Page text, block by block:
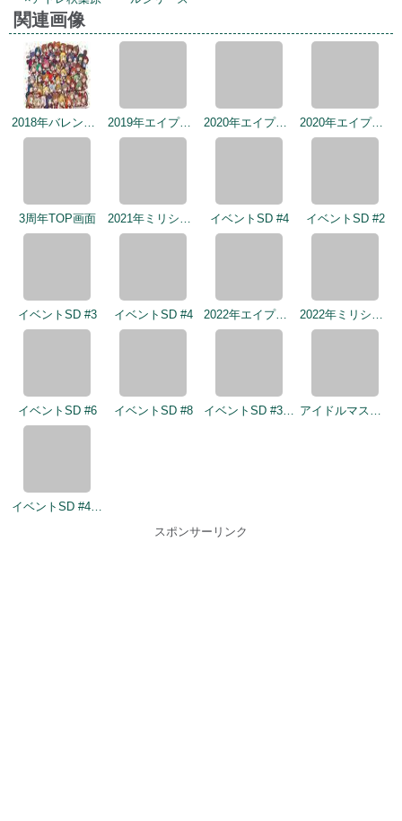
2018年バレンタインデー公式ツイート 2019年エイプリルミニゲーム 2020年エイプリルフールネタ 2020年エイプリルフールネタ
3周年TOP画面 2021年ミリシタ4周年カウントダウン（3日前） イベントSD #4 イベントSD #2
イベントSD #3 イベントSD #4 2022年エイプリルフールネタ 2022年ミリシタ5周年カウントダウン（2日前）
イベントSD #6 イベントSD #8 イベントSD #325 アイドルマスター×成田ゆめ牧場 みんなとすごす成田ゆめ牧場 ～穴掘りの頂点を目指しますぅ！～
イベントSD #436